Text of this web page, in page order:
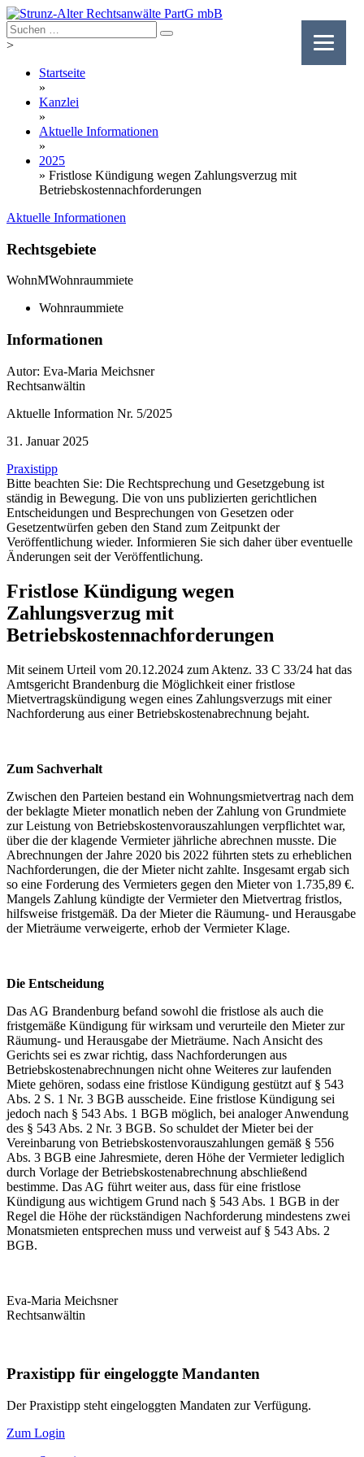
Skip
to
content
>
Startseite
»
Kanzlei
»
Aktuelle Informationen
»
2025
» Fristlose Kündigung wegen Zahlungsverzug mit
Betriebskostennachforderungen
Aktuelle Informationen
Rechtsgebiete
WohnMWohnraummiete
Wohnraummiete
Informationen
Autor: Eva-Maria Meichsner
Rechtsanwältin
Aktuelle Information Nr. 5/2025
31. Januar 2025
Praxistipp
Bitte beachten Sie: Die Rechtsprechung und Gesetzgebung ist
ständig in Bewegung. Die von uns publizierten gerichtlichen
Entscheidungen und Besprechungen von Gesetzen oder
Gesetzentwürfen geben den Stand zum Zeitpunkt der
Veröffentlichung wieder. Informieren Sie sich daher über eventuelle
Änderungen seit der Veröffentlichung.
Fristlose Kündigung wegen
Zahlungsverzug mit
Betriebskostennachforderungen
Mit seinem Urteil vom 20.12.2024 zum Aktenz. 33 C 33/24 hat das
Amtsgericht Brandenburg die Möglichkeit einer fristlose
Mietvertragskündigung wegen eines Zahlungsverzugs mit einer
Nachforderung aus einer Betriebskostenabrechnung bejaht.
Zum Sachverhalt
Zwischen den Parteien bestand ein Wohnungsmietvertrag nach dem
der beklagte Mieter monatlich neben der Zahlung von Grundmiete
zur Leistung von Betriebskostenvorauszahlungen verpflichtet war,
über die der klagende Vermieter jährliche abrechnen musste. Die
Abrechnungen der Jahre 2020 bis 2022 führten stets zu erheblichen
Nachforderungen, die der Mieter nicht zahlte. Insgesamt ergab sich
so eine Forderung des Vermieters gegen den Mieter von 1.735,89 €.
Mangels Zahlung kündigte der Vermieter den Mietvertrag fristlos,
hilfsweise fristgemäß. Da der Mieter die Räumung- und Herausgabe
der Mieträume verweigerte, erhob der Vermieter Klage.
Die Entscheidung
Das AG Brandenburg befand sowohl die fristlose als auch die
fristgemäße Kündigung für wirksam und verurteile den Mieter zur
Räumung- und Herausgabe der Mieträume. Nach Ansicht des
Gerichts sei es zwar richtig, dass Nachforderungen aus
Betriebskostenabrechnungen nicht ohne Weiteres zur laufenden
Miete gehören, sodass eine fristlose Kündigung gestützt auf § 543
Abs. 2 S. 1 Nr. 3 BGB ausscheide. Eine fristlose Kündigung sei
jedoch nach § 543 Abs. 1 BGB möglich, bei analoger Anwendung
des § 543 Abs. 2 Nr. 3 BGB. So schuldet der Mieter bei der
Vereinbarung von Betriebskostenvorauszahlungen gemäß § 556
Abs. 3 BGB eine Jahresmiete, deren Höhe der Vermieter lediglich
durch Vorlage der Betriebskostenabrechnung abschließend
bestimme. Das AG führt weiter aus, dass für eine fristlose
Kündigung aus wichtigem Grund nach § 543 Abs. 1 BGB in der
Regel die Höhe der rückständigen Nachforderung mindestens zwei
Monatsmieten entsprechen muss und verweist auf § 543 Abs. 2
BGB.
Eva-Maria Meichsner
Rechtsanwältin
Praxistipp für eingeloggte Mandanten
Der Praxistipp steht eingeloggten Mandaten zur Verfügung.
Zum Login